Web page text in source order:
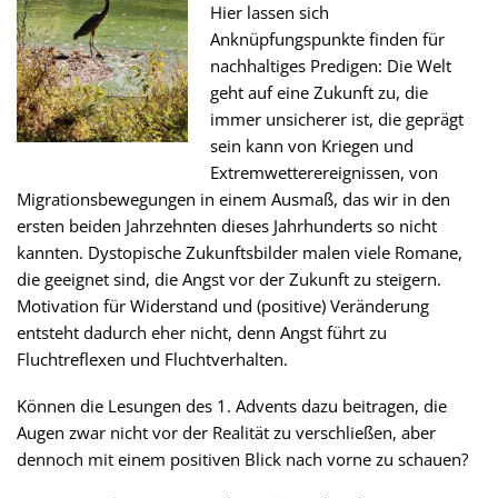
Hier lassen sich
Anknüpfungspunkte finden für
nachhaltiges Predigen: Die Welt
geht auf eine Zukunft zu, die
immer unsicherer ist, die geprägt
sein kann von Kriegen und
Extremwetterereignissen, von
Migrationsbewegungen in einem Ausmaß, das wir in den
ersten beiden Jahrzehnten dieses Jahrhunderts so nicht
kannten. Dystopische Zukunftsbilder malen viele Romane,
die geeignet sind, die Angst vor der Zukunft zu steigern.
Motivation für Widerstand und (positive) Veränderung
entsteht dadurch eher nicht, denn Angst führt zu
Fluchtreflexen und Fluchtverhalten.
Können die Lesungen des 1. Advents dazu beitragen, die
Augen zwar nicht vor der Realität zu verschließen, aber
dennoch mit einem positiven Blick nach vorne zu schauen?